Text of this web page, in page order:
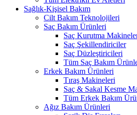
Sağlık-Kişisel Bakım
Cilt Bakım Teknolojileri
Saç Bakım Ürünleri
Saç Kurutma
Saç Şekillendiriciler
Saç Düzleştiricileri
Tüm Saç Bakım
Erkek Bakım Ürünleri
Tıraş Makineleri
Saç & Sakal Kesme
Tüm Erkek Bakım
Ağız Bakım Ürünleri